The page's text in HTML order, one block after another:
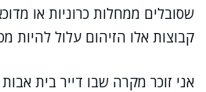
שסובלים ממחלות כרוניות או
קבוצות אלו הזיהום עלול להיות
אני זוכר מקרה שבו דייר בית